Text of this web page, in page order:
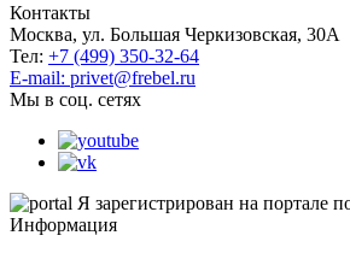
Контакты
Москва, ул. Большая Черкизовская, 30А
Тел: +7 (499) 350-32-64
E-mail: privet@frebel.ru
Мы в соц. сетях
Я зарегистрирован на портале
Информация